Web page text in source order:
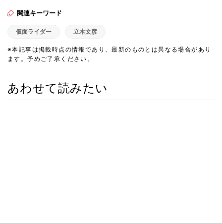
関連キーワード
仮面ライダー 立木文彦
※本記事は掲載時点の情報であり、最新のものとは異なる場合があり
ます。予めご了承ください。
あわせて読みたい